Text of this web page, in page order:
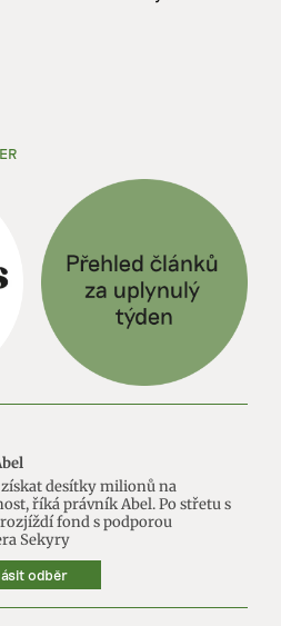
desítky milionů na
říká právník Abel. Po střetu s
fond s podporou
Sekyry
odběr